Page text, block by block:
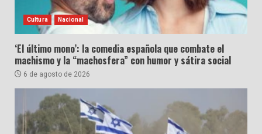
Cultura Nacional
‘El último mono’: la comedia española que combate el
machismo y la “machosfera” con humor y sátira social
6 de agosto de 2026